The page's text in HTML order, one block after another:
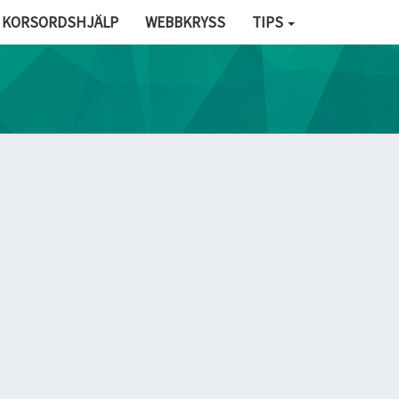
KORSORDSHJÄLP WEBBKRYSS TIPS